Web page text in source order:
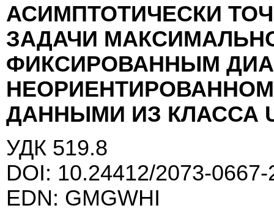
АСИМПТОТИЧЕСКИ
ЗАДАЧИ
ФИКСИРОВАННЫМ
ДАННЫМИ ИЗ КЛАССА
УДК 519.8
DOI: 10.24412/2073-
EDN: GMGWHI